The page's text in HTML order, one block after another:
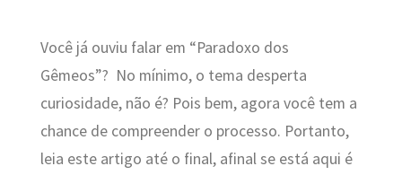
Você já ouviu falar em “Paradoxo dos
Gêmeos”? No mínimo, o tema desperta
curiosidade, não é? Pois bem, agora você tem a
chance de compreender o processo. Portanto,
leia este artigo até o final, afinal se está aqui é